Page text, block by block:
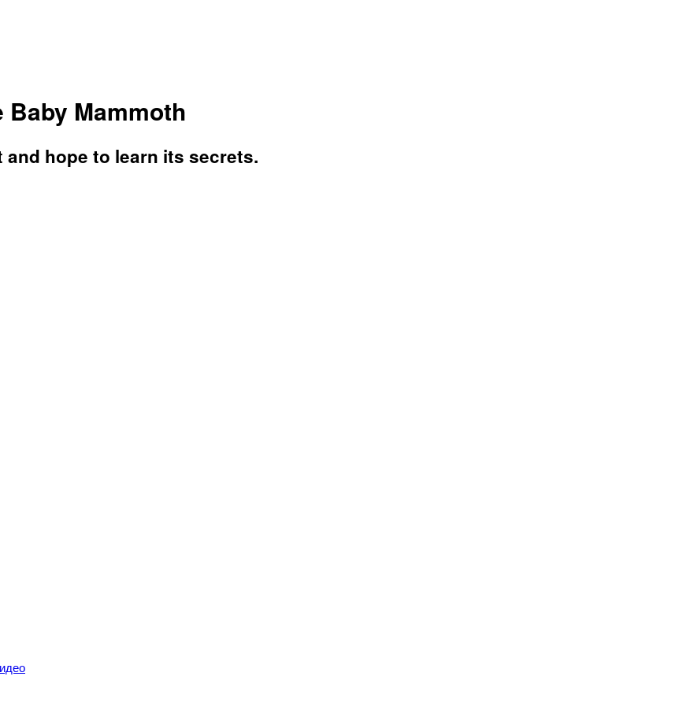
Mammoth
hope to learn its secrets.